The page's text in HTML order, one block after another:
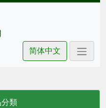
简体中文
類